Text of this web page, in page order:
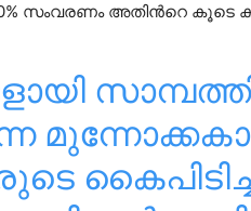
സംവരണം അതിൻറെ കൂടെ